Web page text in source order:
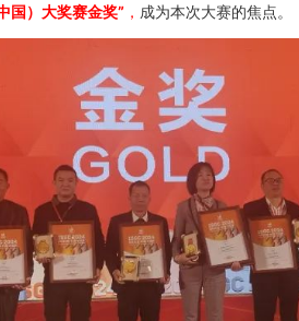
国）大奖赛金奖”， 成为本次大赛的焦点。